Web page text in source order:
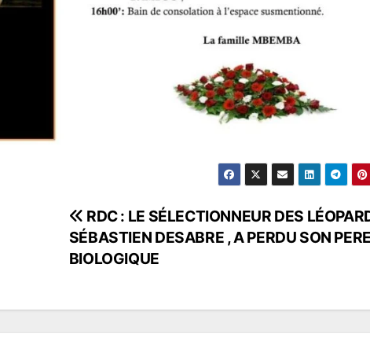
RDC : LE SÉLECTIONNEUR DES
SÉBASTIEN DESABRE , A PERDU SON PERE
BIOLOGIQUE